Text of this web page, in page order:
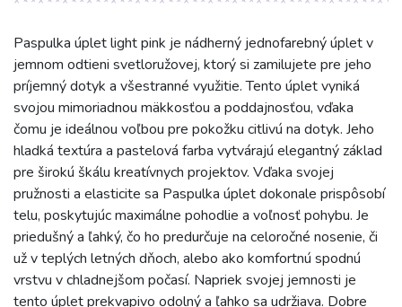
Paspulka úplet light pink je nádherný jednofarebný úplet v
jemnom odtieni svetloružovej, ktorý si zamilujete pre jeho
príjemný dotyk a všestranné využitie. Tento úplet vyniká
svojou mimoriadnou mäkkosťou a poddajnosťou, vďaka
čomu je ideálnou voľbou pre pokožku citlivú na dotyk. Jeho
hladká textúra a pastelová farba vytvárajú elegantný základ
pre širokú škálu kreatívnych projektov. Vďaka svojej
pružnosti a elasticite sa Paspulka úplet dokonale prispôsobí
telu, poskytujúc maximálne pohodlie a voľnosť pohybu. Je
priedušný a ľahký, čo ho predurčuje na celoročné nosenie, či
už v teplých letných dňoch, alebo ako komfortnú spodnú
vrstvu v chladnejšom počasí. Napriek svojej jemnosti je
tento úplet prekvapivo odolný a ľahko sa udržiava. Dobre